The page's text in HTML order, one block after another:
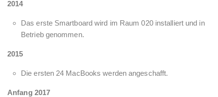
2014
Das erste Smartboard wird im Raum 020 installiert und in
Betrieb genommen.
2015
Die ersten 24 MacBooks werden angeschafft.
Anfang 2017